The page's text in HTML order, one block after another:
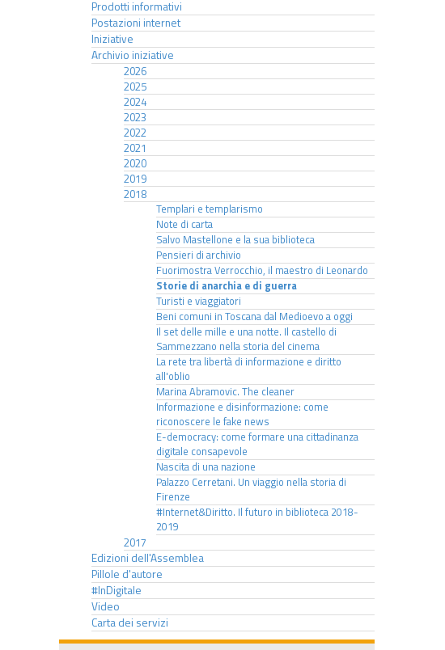
Prodotti informativi
Postazioni internet
Iniziative
Archivio iniziative
2026
2025
2024
2023
2022
2021
2020
2019
2018
Templari e templarismo
Note di carta
Salvo Mastellone e la sua biblioteca
Pensieri di archivio
Fuorimostra Verrocchio, il maestro di Leonardo
Storie di anarchia e di guerra
Turisti e viaggiatori
Beni comuni in Toscana dal Medioevo a oggi
Il set delle mille e una notte. Il castello di
Sammezzano nella storia del cinema
La rete tra libertà di informazione e diritto
all'oblio
Marina Abramovic. The cleaner
Informazione e disinformazione: come
riconoscere le fake news
E-democracy: come formare una cittadinanza
digitale consapevole
Nascita di una nazione
Palazzo Cerretani. Un viaggio nella storia di
Firenze
#Internet&Diritto. Il futuro in biblioteca 2018-
2019
2017
Edizioni dell'Assemblea
Pillole d'autore
#InDigitale
Video
Carta dei servizi